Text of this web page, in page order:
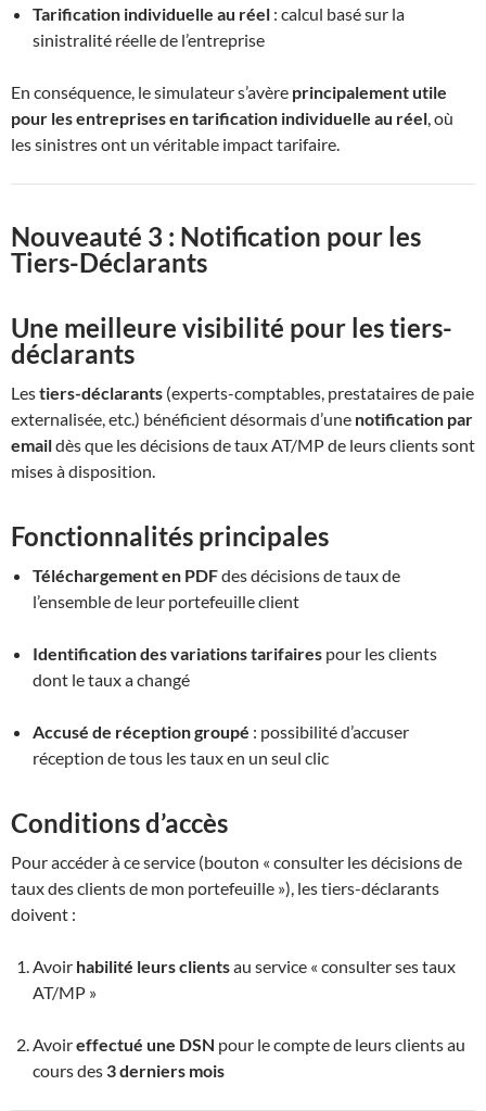
Tarification individuelle au réel : calcul basé sur la
sinistralité réelle de l’entreprise
En conséquence, le simulateur s’avère principalement utile
pour les entreprises en tarification individuelle au réel, où
les sinistres ont un véritable impact tarifaire.
Nouveauté 3 : Notification pour les
Tiers-Déclarants
Une meilleure visibilité pour les tiers-
déclarants
Lestiers-déclarants (experts-comptables, prestataires de paie
externalisée, etc.) bénéficient désormais d’une notification par
emaildès que les décisions de taux AT/MP de leurs clients sont
mises à disposition.
Fonctionnalités principales
Téléchargement en PDFdes décisions de taux de
l’ensemble de leur portefeuille client
Identification des variations tarifaires pour les clients
dont le taux a changé
Accusé de réception groupé : possibilité d’accuser
réception de tous les taux en un seul clic
Conditions d’accès
Pour accéder à ce service (bouton « consulter les décisions de
taux des clients de mon portefeuille »), les tiers-déclarants
doivent :
Avoir habilité leurs clientsau service « consulter ses taux
AT/MP »
Avoireffectué une DSN pour le compte de leurs clients au
cours des 3 derniers mois